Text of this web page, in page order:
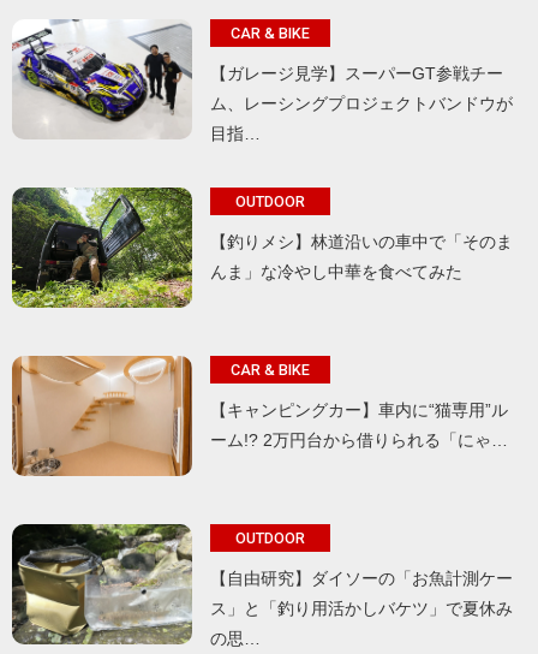
CAR & BIKE
【ガレージ見学】スーパーGT参戦チー
ム、レーシングプロジェクトバンドウが
目指…
OUTDOOR
【釣りメシ】林道沿いの車中で「そのま
んま」な冷やし中華を食べてみた
CAR & BIKE
【キャンピングカー】車内に“猫専用”ル
ーム!? 2万円台から借りられる「にゃ…
OUTDOOR
【自由研究】ダイソーの「お魚計測ケー
ス」と「釣り用活かしバケツ」で夏休み
の思…